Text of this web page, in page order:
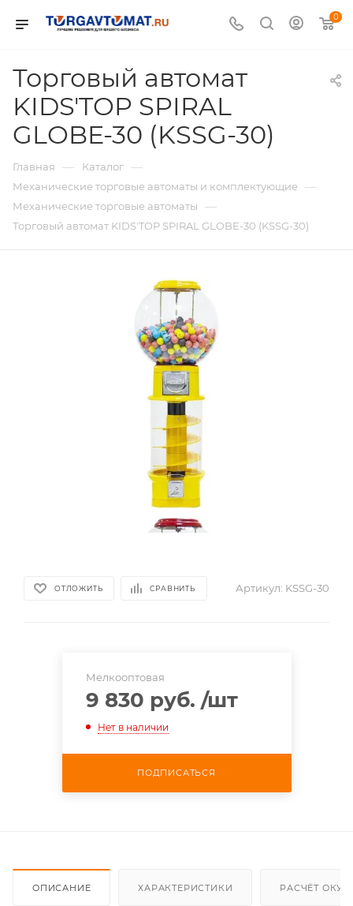
0
Торговый автомат
KIDS'TOP SPIRAL
GLOBE-30 (KSSG-30)
Главная — Каталог —
Механические торговые автоматы и комплектующие —
Механические торговые автоматы —
Торговый автомат KIDS'TOP SPIRAL GLOBE-30 (KSSG-30)
ОТЛОЖИТЬ СРАВНИТЬ Артикул: KSSG-30
Мелкооптовая
9 830 руб. /шт
Нет в наличии
ПОДПИСАТЬСЯ
ОПИСАНИЕ ХАРАКТЕРИСТИКИ РАСЧЁТ